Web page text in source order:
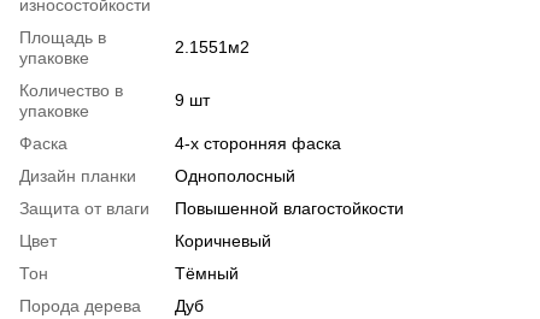
износостойкости
Площадь в
упаковке
2.1551м2
Количество в
упаковке
9 шт
Фаска
4-х сторонняя фаска
Дизайн планки
Однополосный
Защита от влаги
Повышенной влагостойкости
Цвет
Коричневый
Тон
Тёмный
Порода дерева
Дуб